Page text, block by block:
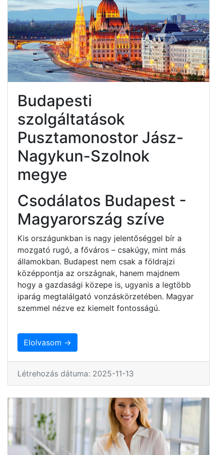
Budapesti
szolgáltatások
Pusztamonostor Jász-
Nagykun-Szolnok
megye
Csodálatos Budapest -
Magyarország szíve
Kis országunkban is nagy jelentőséggel bír a
mozgató rugó, a főváros – csakúgy, mint más
államokban. Budapest nem csak a földrajzi
középpontja az országnak, hanem majdnem
hogy a gazdasági közepe is, ugyanis a legtöbb
iparág megtalálgató vonzáskörzetében. Magyar
szemmel nézve ez kiemelt fontosságú.
Elolvasom →
Létrehozás dátuma: 2025-11-13